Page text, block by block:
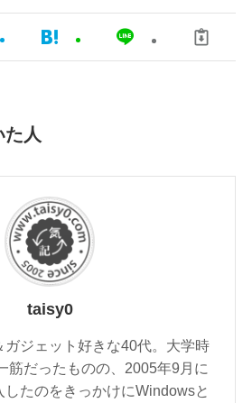
人
taisy0
ガジェット好きな40代。大学時
筋だったものの、2005年9月に
したのをきっかけにWindowsと